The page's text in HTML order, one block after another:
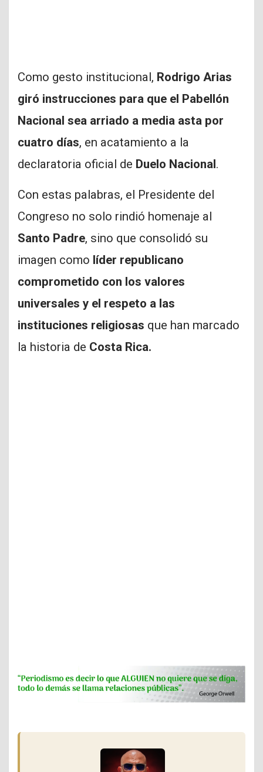
Como gesto institucional, Rodrigo Arias
giró instrucciones para que el Pabellón
Nacional sea arriado a media asta por
cuatro días, en acatamiento a la
declaratoria oficial de Duelo Nacional.
Con estas palabras, el Presidente del
Congreso no solo rindió homenaje al
Santo Padre, sino que consolidó su
imagen como líder republicano
comprometido con los valores
universales y el respeto a las
instituciones religiosas que han marcado
la historia de Costa Rica.